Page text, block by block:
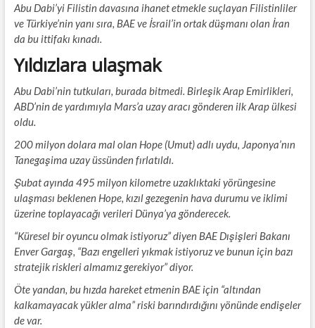
Abu Dabi’yi Filistin davasına ihanet etmekle suçlayan Filistinliler
ve Türkiye’nin yanı sıra, BAE ve İsrail’in ortak düşmanı olan İran
da bu ittifakı kınadı.
Yıldızlara ulaşmak
Abu Dabi’nin tutkuları, burada bitmedi. Birleşik Arap Emirlikleri,
ABD’nin de yardımıyla Mars’a uzay aracı gönderen ilk Arap ülkesi
oldu.
200 milyon dolara mal olan Hope (Umut) adlı uydu, Japonya’nın
Tanegaşima uzay üssünden fırlatıldı.
Şubat ayında 495 milyon kilometre uzaklıktaki yörüngesine
ulaşması beklenen Hope, kızıl gezegenin hava durumu ve iklimi
üzerine toplayacağı verileri Dünya’ya gönderecek.
“Küresel bir oyuncu olmak istiyoruz” diyen BAE Dışişleri Bakanı
Enver Gargaş, “Bazı engelleri yıkmak istiyoruz ve bunun için bazı
stratejik riskleri almamız gerekiyor” diyor.
Öte yandan, bu hızda hareket etmenin BAE için “altından
kalkamayacak yükler alma” riski barındırdığını yönünde endişeler
de var.